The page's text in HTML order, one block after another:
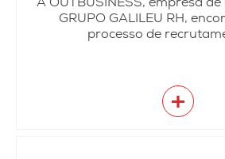
GRUPO GALILEU RH,
processo de
+